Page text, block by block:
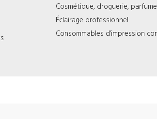
Cosmétique, droguerie,
Éclairage professionnel
Consommables d’impression